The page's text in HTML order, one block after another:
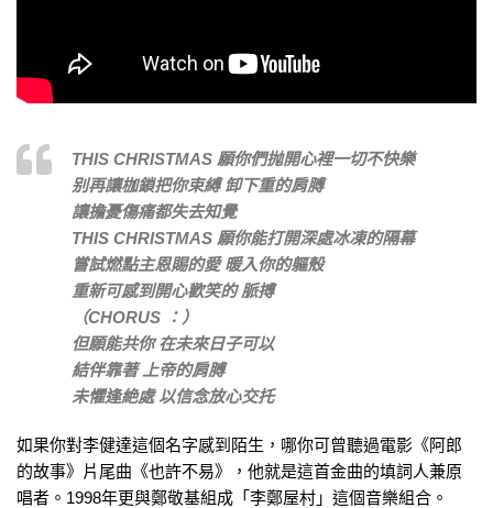
THIS CHRISTMAS 願你們抛開心裡一切不快樂
别再讓枷鎖把你束縛 卸下重的肩膊
讓擔憂傷痛都失去知覺
THIS CHRISTMAS 願你能打開深處冰凍的隔幕
嘗試燃點主恩賜的愛 暖入你的軀殼
重新可感到開心歡笑的 脈搏
（CHORUS ：）
但願能共你 在未來日子可以
結伴靠著 上帝的肩膊
未懼逢絶處 以信念放心交托
如果你對李健達這個名字感到陌生，哪你可曾聽過電影《阿郎
的故事》片尾曲《也許不易》，他就是這首金曲的填詞人兼原
唱者。1998年更與鄭敬基組成「李鄭屋村」這個音樂組合。